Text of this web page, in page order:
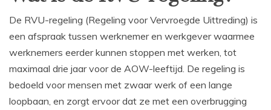
De RVU-regeling (Regeling voor Vervroegde Uittreding) is
een afspraak tussen werknemer en werkgever waarmee
werknemers eerder kunnen stoppen met werken, tot
maximaal drie jaar voor de AOW-leeftijd. De regeling is
bedoeld voor mensen met zwaar werk of een lange
loopbaan, en zorgt ervoor dat ze met een overbrugging